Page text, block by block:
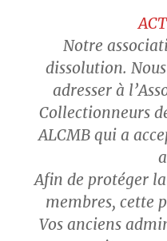
Notre
dissolution.
adresser à
Collectionneurs
ALCMB qui a
Afin de protéger
membres, cette
Vos anciens